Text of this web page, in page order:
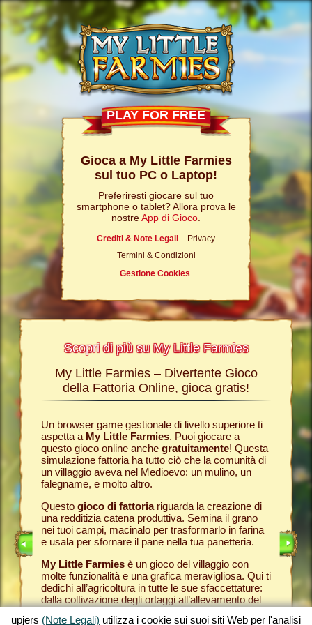
PLAY FOR FREE
Gioca a My Little Farmies
sul tuo PC o Laptop!
Preferiresti giocare sul tuo
smartphone o tablet? Allora prova le
nostreApp di Gioco
Crediti & Note Legali
Privacy
Termini & Condizioni
Gestione Cookies
Scopri di più su My Little Farmies
Nelle
nostro
sui
My Little Farmies – Divertente Gioco
della Fattoria Online, gioca gratis!
Un browser game gestionale di livello superiore ti
aspetta a My Little Farmies. Puoi giocare a
questo gioco online anche gratuitamente! Questa
simulazione fattoria ha tutto ciò che la comunità di
un villaggio aveva nel Medioevo: un mulino, un
falegname, e molto altro.
Questo gioco di fattoriariguarda la creazione di
una redditizia catena produttiva. Semina il grano
nei tuoi campi, macinalo per trasformarlo in farina
e usala per sfornare il pane nella tua panetteria.
My Little Farmiesè un gioco del villaggio con
molte funzionalità e una grafica meravigliosa. Qui ti
dedichi all’agricoltura in tutte le sue sfaccettature:
dalla coltivazione degli ortaggi all’allevamento del
Tutto
nella
Per
nella
Come
ti
che
gran
creato
My
gioco
upjers (Note Legali) utilizza i cookie sui suoi siti Web per l'analisi